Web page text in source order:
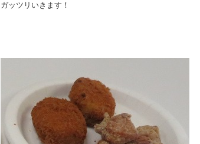
ガッツリいきます！